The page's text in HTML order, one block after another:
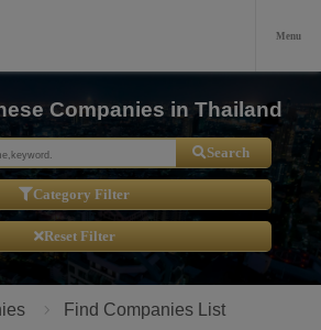
Companies in Thailand
Search
Category Filter
Reset Filter
Find Companies List